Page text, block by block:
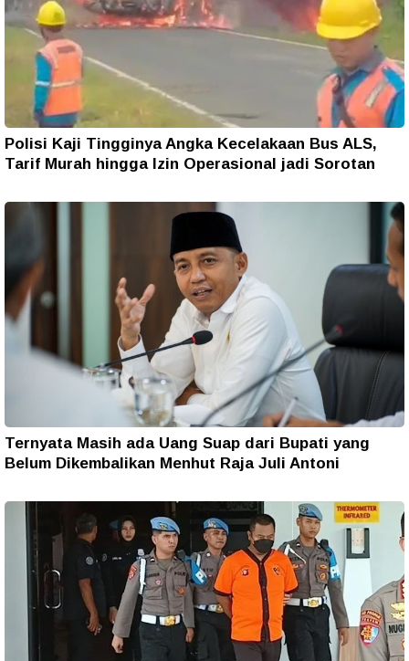
Polisi Kaji Tingginya Angka Kecelakaan Bus ALS,
Tarif Murah hingga Izin Operasional jadi Sorotan
Ternyata Masih ada Uang Suap dari Bupati yang
Belum Dikembalikan Menhut Raja Juli Antoni